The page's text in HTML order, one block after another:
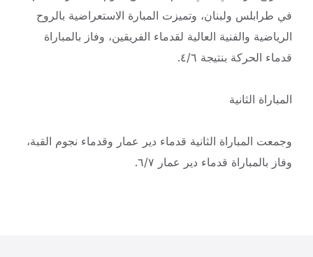
في طرابلس ولبنان، وتميزت المبارة الاستعراضية بالروح
الرياضية والفنية العالية لقدماء الفريقين، وفاز بالمباراة
قدماء الحركة بنتيجة ٤/٦.
المباراة الثانية
وجمعت المباراة الثانية قدماء دير عمار وقدماء نجوم القبة،
وفاز بالمباراة قدماء دير عمار ٦/٧.